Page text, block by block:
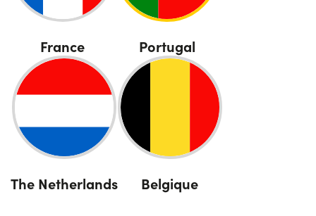
France Portugal
The Netherlands Belgique